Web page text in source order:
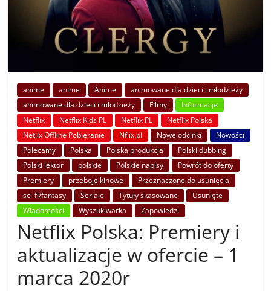
anime anime Anime
animowane dla dzieci i młodzieży
animowane dla dzieci i młodzieży
Filmy
Informacje
Netflix
Netflix Kids PL Netflix PL
Netflix Polska
Netlix Offline Pobieranie
Nflix.pl Nowe odcinki
Nowości
Polecamy
Polska Polska produkcja
Polski dubbing
Polski lektor
polskie Polskie napisy
Powrót do oferty
Premiery
przeboje kinowe
Przeznaczone do usunięcia
sci-fi/fantasy
Seriale Tytuły skasowane
Usunięte
Wiadomości
Wyszukiwarka Zapowiedzi
Netflix Polska: Premiery i
aktualizacje w ofercie – 1
marca 2020r